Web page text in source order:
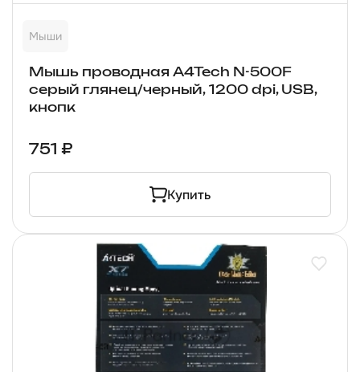
Мыши
Мышь проводная A4Tech N-500F
серый глянец/черный, 1200 dpi, USB,
кнопк
751 ₽
Купить